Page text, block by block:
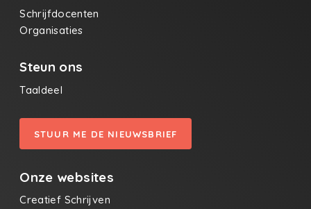
Schrijfdocenten
Organisaties
Steun ons
Taaldeel
STUUR ME DE NIEUWSBRIEF
Onze websites
Creatief Schrijven